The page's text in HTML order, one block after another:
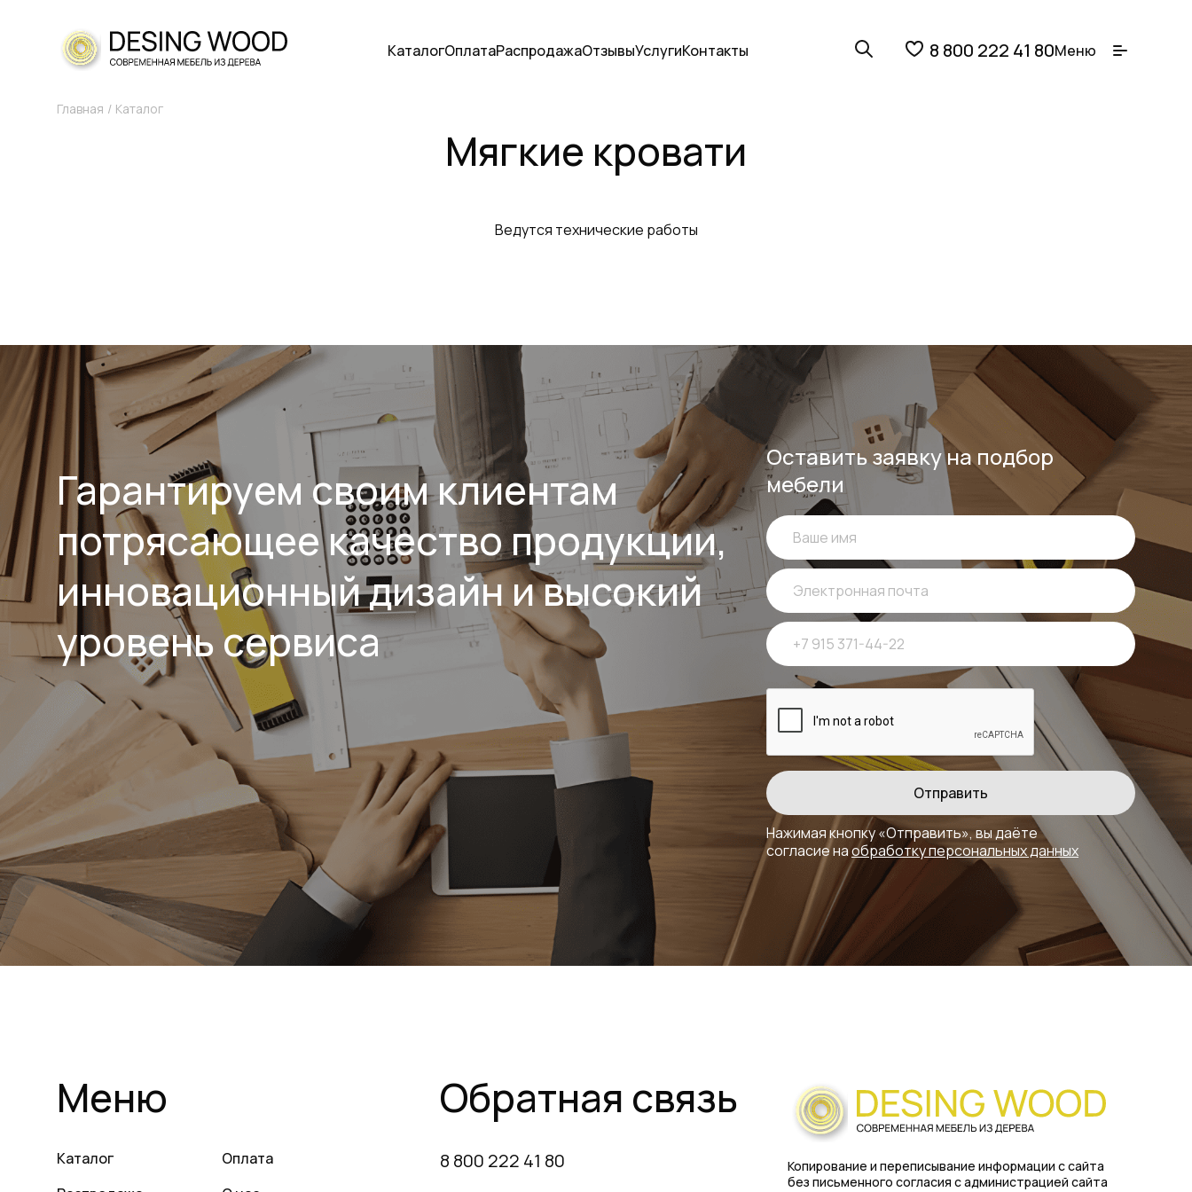
КаталогОплатаРаспродажаОтзывыУслугиКонтакты 8 800 222 41 80Меню
Главная Каталог
Мягкие кровати
Ведутся технические работы
Гарантируем своим клиентам
потрясающее качество продукции,
инновационный дизайн и высокий
уровень сервиса
Оставить заявку на подбор
мебели
Нажимая кнопку «Отправить», вы даёте
согласие наобработку персональных данных
Меню
Каталог
Оплата
Обратная связь
8 800 222 41 80
Копирование и переписывание информации с сайта
без письменного согласия с администрацией сайта